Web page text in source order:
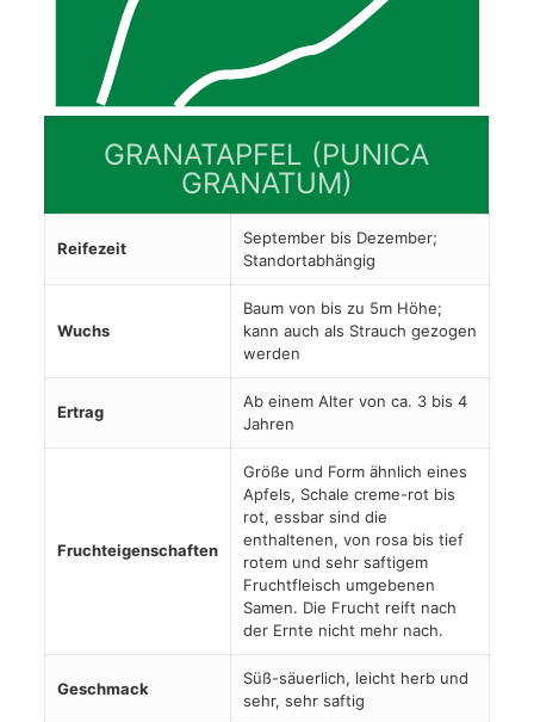
GRANATAPFEL (PUNICA
GRANATUM)
Reifezeit
September bis Dezember;
Standortabhängig
Wuchs
Baum von bis zu 5m Höhe;
kann auch als Strauch gezogen
werden
Ertrag
Ab einem Alter von ca. 3 bis 4
Jahren
Fruchteigenschaften
Größe und Form ähnlich eines
Apfels, Schale creme-rot bis
rot, essbar sind die
enthaltenen, von rosa bis tief
rotem und sehr saftigem
Fruchtfleisch umgebenen
Samen. Die Frucht reift nach
der Ernte nicht mehr nach.
Geschmack
Süß-säuerlich, leicht herb und
sehr, sehr saftig